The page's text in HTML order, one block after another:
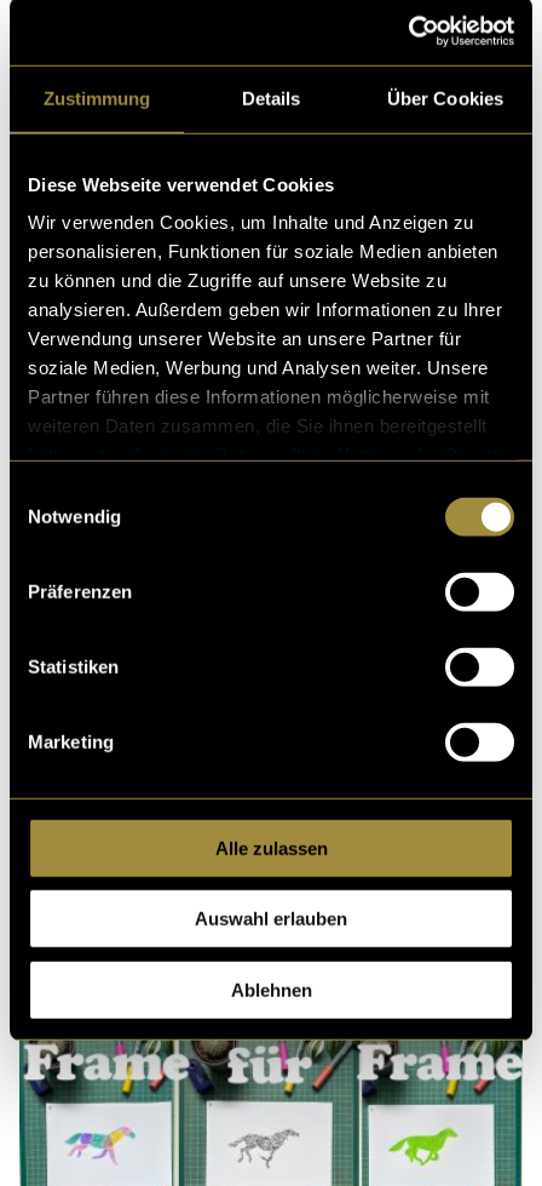
Zustimmung Details Über Cookies
Diese Webseite verwendet Cookies
Wir verwenden Cookies, um Inhalte und Anzeigen zu
personalisieren, Funktionen für soziale Medien anbieten
zu können und die Zugriffe auf unsere Website zu
analysieren. Außerdem geben wir Informationen zu Ihrer
Verwendung unserer Website an unsere Partner für
soziale Medien, Werbung und Analysen weiter. Unsere
Partner führen diese Informationen möglicherweise mit
weiteren Daten zusammen, die Sie ihnen bereitgestellt
Notwendig
Präferenzen
Statistiken
Marketing
Alle zulassen
Auswahl erlauben
Ablehnen
Bitte akzeptiere diestatistik, MarketingCookies um
diesen Inhalt zu sehen.
(mbi)
Ähnliche Artikel